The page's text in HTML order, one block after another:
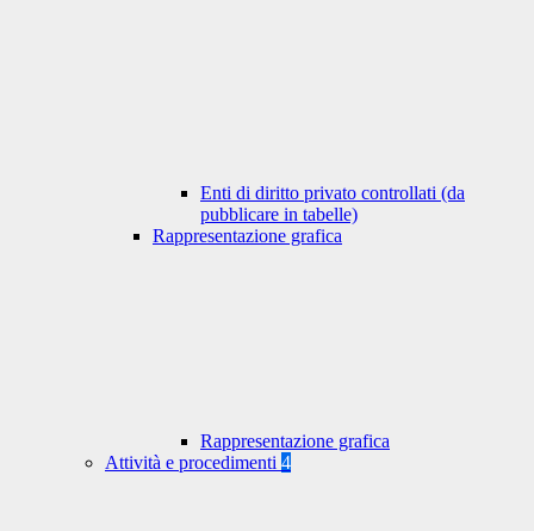
Enti di diritto privato controllati (da
pubblicare in tabelle)
Rappresentazione grafica
Rappresentazione grafica
Attività e procedimenti 4